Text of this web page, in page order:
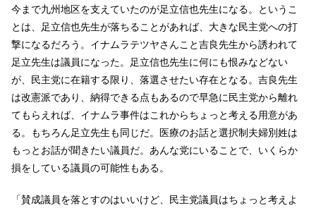
今まで九州地区を支えていたのが足立信也先生になる。というこ
とは、足立信也先生が落ちることがあれば、大きな民主党への打
撃になるだろう。イナムラテツヤさんこと吉良先生から誘われて
足立先生は議員になった。足立信也先生に何にも恨みなどない
が、民主党に在籍する限り、落選させたい存在となる。吉良先生
は改憲派であり、納得できる点もあるので早急に民主党から離れ
てもらえれば、イナムラ事件はこれからちょっと考える用意があ
る。もちろん足立先生も同じだ。医療のお話と選択制夫婦別姓は
もっとお話が聞きたい議員だ。あんな党にいることで、いくらか
損をしている議員の可能性もある。
「賛成議員を落とすのはいいけど、民主党議員はちょっと考えよ